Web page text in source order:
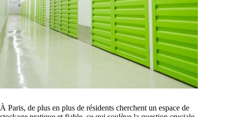
À Paris, de plus en plus de résidents cherchent un espace de